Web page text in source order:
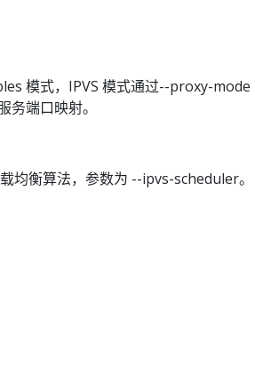
模式，IPVS 模式通过--proxy-mode
端口映射。
均衡算法，参数为 --ipvs-scheduler